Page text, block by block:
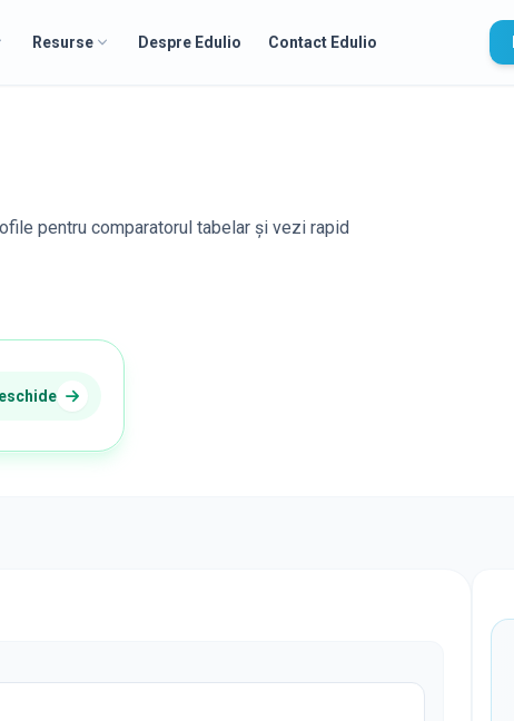
Resurse Despre Edulio Contact Edulio
pentru comparatorul tabelar și vezi rapid